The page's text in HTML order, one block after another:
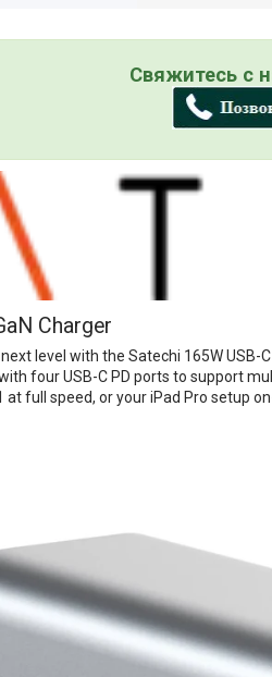
Свяжитесь с
Charger
level with the Satechi 165W
four USB-C PD ports to support
full speed, or your iPad Pro setup